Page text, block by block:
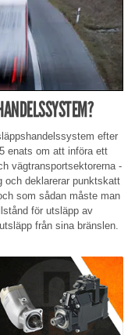
efter
enats om att införa ett
vägtransportsektorerna -
och deklarerar punktskatt
som sådan måste man
för utsläpp av
från sina bränslen.